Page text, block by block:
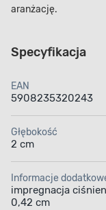
aranżację.
Specyfikacja
EAN
5908235320243
Głębokość
2 cm
Informacje
impregnacja
0,42 cm